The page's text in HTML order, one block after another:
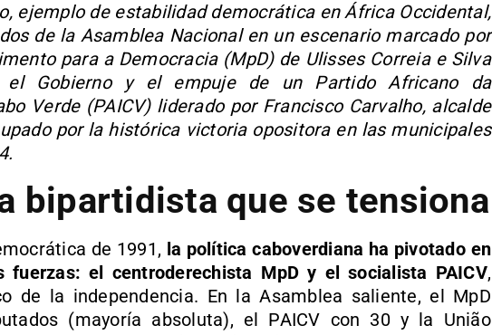
ejemplo de estabilidad democrática en África Occidental,
de la Asamblea Nacional en un escenario marcado por
para a Democracia (MpD) de Ulisses Correia e Silva
Gobierno y el empuje de un Partido Africano da
Verde (PAICV) liderado por Francisco Carvalho, alcalde
por la histórica victoria opositora en las municipales
bipartidista que se tensiona
de 1991, la política caboverdiana ha pivotado en
fuerzas: el centroderechista MpD y el socialista PAICV,
de la independencia. En la Asamblea saliente, el MpD
(mayoría absoluta), el PAICV con 30 y la União